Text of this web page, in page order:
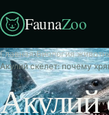
FaunaZoo
Главная›Биология
Акулий скелет: почему
Акулий